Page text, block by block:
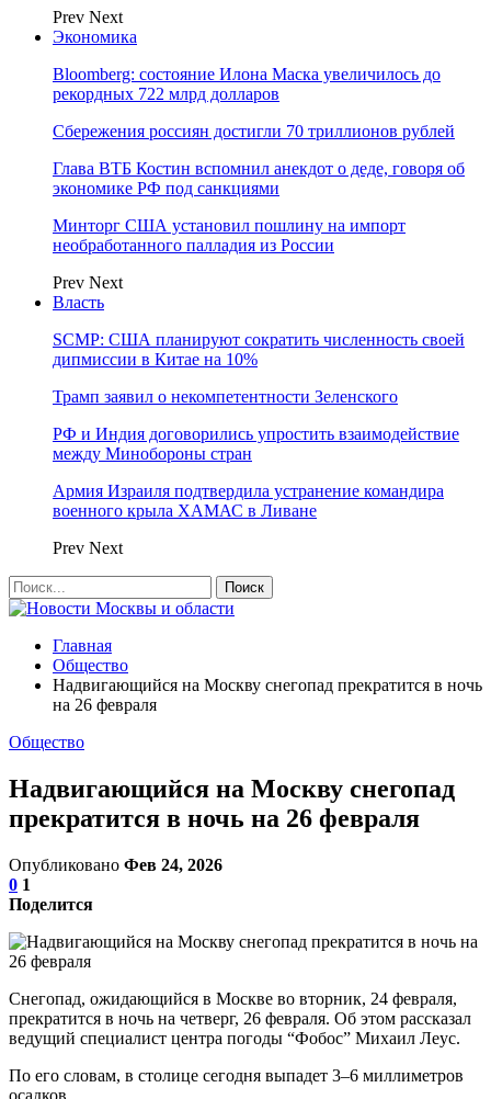
Prev Next
Экономика
Bloomberg: состояние Илона Маска увеличилось до
рекордных 722 млрд долларов
Сбережения россиян достигли 70 триллионов рублей
Глава ВТБ Костин вспомнил анекдот о деде, говоря об
экономике РФ под санкциями
Минторг США установил пошлину на импорт
необработанного палладия из России
Prev Next
Власть
SCMP: США планируют сократить численность своей
дипмиссии в Китае на 10%
Трамп заявил о некомпетентности Зеленского
РФ и Индия договорились упростить взаимодействие
между Минобороны стран
Армия Израиля подтвердила устранение командира
военного крыла ХАМАС в Ливане
Prev Next
Главная
Общество
Надвигающийся на Москву снегопад прекратится в ночь
на 26 февраля
Общество
Надвигающийся на Москву снегопад
прекратится в ночь на 26 февраля
Опубликовано Фев 24, 2026
0 1
Поделится
Снегопад, ожидающийся в Москве во вторник, 24 февраля,
прекратится в ночь на четверг, 26 февраля. Об этом рассказал
ведущий специалист центра погоды “Фобос” Михаил Леус.
По его словам, в столице сегодня выпадет 3–6 миллиметров
осадков.